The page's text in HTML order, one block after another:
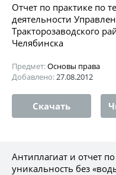
Отчет по практике по
деятельности
Тракторозаводского
Челябинска
Предмет:Основы права
Добавлено:27.08.2012
Скачать
Антиплагиат и отчет
уникальность без